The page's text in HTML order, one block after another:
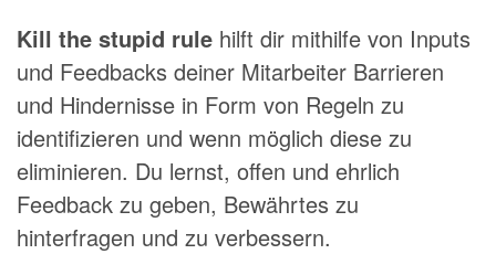
Kill the stupid rule hilft dir mithilfe von Inputs
und Feedbacks deiner Mitarbeiter Barrieren
und Hindernisse in Form von Regeln zu
identifizieren und wenn möglich diese zu
eliminieren. Du lernst, offen und ehrlich
Feedback zu geben, Bewährtes zu
hinterfragen und zu verbessern.